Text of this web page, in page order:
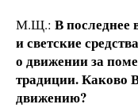
М.Щ.: В последнее
и светские
о движении за
традиции. Каково
движению?